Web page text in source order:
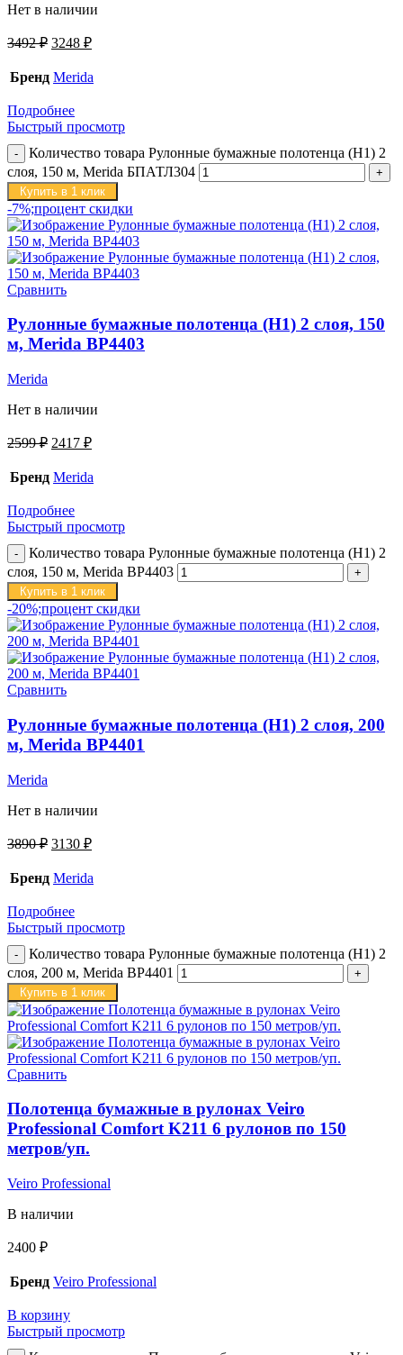
Нет в наличии
3492₽ 3248 ₽
Бренд Merida
Подробнее
Быстрый просмотр
Количество товара Рулонные бумажные полотенца (H1) 2
слоя, 150 м, Merida БПАТЛ304
Купить в 1 клик
-7%;процент скидки
Сравнить
Рулонные бумажные полотенца (H1) 2 слоя, 150
м, Merida BP4403
Merida
Нет в наличии
2599₽ 2417 ₽
Бренд Merida
Подробнее
Быстрый просмотр
Количество товара Рулонные бумажные полотенца (H1) 2
слоя, 150 м, Merida BP4403
Купить в 1 клик
-20%;процент скидки
Сравнить
Рулонные бумажные полотенца (H1) 2 слоя, 200
м, Merida BP4401
Merida
Нет в наличии
3890₽ 3130 ₽
Бренд Merida
Подробнее
Быстрый просмотр
Количество товара Рулонные бумажные полотенца (H1) 2
слоя, 200 м, Merida BP4401
Купить в 1 клик
Сравнить
Полотенца бумажные в рулонах Veiro
Professional Comfort K211 6 рулонов по 150
метров/уп.
Veiro Professional
В наличии
2400 ₽
Бренд Veiro Professional
В корзину
Быстрый просмотр